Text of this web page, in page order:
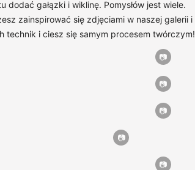
gałązki i wiklinę. Pomysłów jest wiele.
zainspirować się zdjęciami w naszej galerii i
i ciesz się samym procesem twórczym!